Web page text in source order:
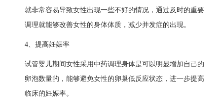
就非常容易导致女性出现一些不好的情况，通过及时的重要
调理就能够改善女性的身体体质，减少并发症的出现。
4、提高妊娠率
试管婴儿期间女性采用中药调理身体是可以明显增加自己的
卵泡数量的，能够避免女性的卵巢低反应状态，进一步提高
临床的妊娠率。